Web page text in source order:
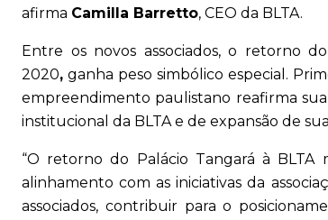
afirma Camilla Barretto, CEO da BLTA.
Entre os novos associados, o retorno do
2020, ganha peso simbólico especial.
empreendimento paulistano reafirma
institucional da BLTA e de expansão de
“O retorno do Palácio Tangará à
alinhamento com as iniciativas da
associados, contribuir para o